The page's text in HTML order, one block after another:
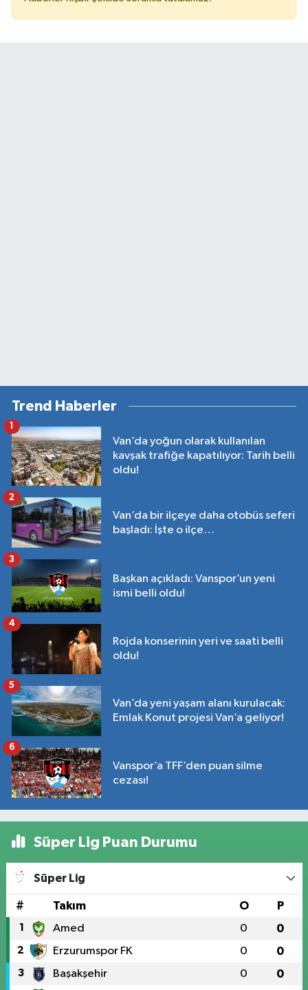
Trend Haberler
Van’da yoğun olarak kullanılan
kavşak trafiğe kapatılıyor: Tarih belli
oldu!
1
Van’da bir ilçeye daha otobüs seferi
başladı: İşte o ilçe…
2
Başkan açıkladı: Vanspor’un yeni
ismi belli oldu!
3
Rojda konserinin yeri ve saati belli
oldu!
4
Van’da yeni yaşam alanı kurulacak:
Emlak Konut projesi Van’a geliyor!
5
Vanspor’a TFF’den puan silme
cezası!
6
Süper Lig Puan Durumu
Süper Lig
# Takım O P
1 Amed 0 0
2 Erzurumspor FK 0 0
3 Başakşehir 0 0